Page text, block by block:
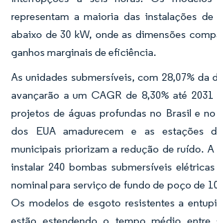
representam a maioria das instalações
abaixo de 30 kW, onde as dimensões
ganhos marginais de eficiência.
As unidades submersíveis, com 28,07% da
avançarão a um CAGR de 8,30% até
projetos de águas profundas no Brasil e
dos EUA amadurecem e as estações
municipais priorizam a redução de ruído. A
instalar 240 bombas submersíveis
nominal para serviço de fundo de poço de
Os modelos de esgoto resistentes a